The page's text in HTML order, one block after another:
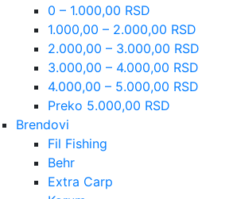
0 – 1.000,00 RSD
1.000,00 – 2.000,00 RSD
2.000,00 – 3.000,00 RSD
3.000,00 – 4.000,00 RSD
4.000,00 – 5.000,00 RSD
Preko 5.000,00 RSD
Brendovi
Fil Fishing
Behr
Extra Carp